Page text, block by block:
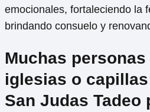
emocionales, fortaleciendo la
brindando consuelo y
Muchas
iglesias o
San Judas Tadeo